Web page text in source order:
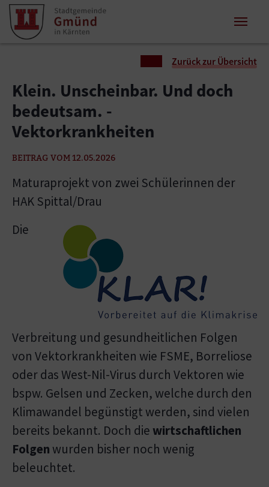
Zum Inhalt springen
Zum Seitenende springen
Zurück zur Übersicht
Klein. Unscheinbar. Und doch
bedeutsam. -
Vektorkrankheiten
BEITRAG VOM 12.05.2026
Maturaprojekt von zwei Schülerinnen der
HAK Spittal/Drau
Die
Verbreitung und gesundheitlichen Folgen
von Vektorkrankheiten wie FSME, Borreliose
oder das West-Nil-Virus durch Vektoren wie
bspw. Gelsen und Zecken, welche durch den
Klimawandel begünstigt werden, sind vielen
bereits bekannt. Doch diewirtschaftlichen
Folgenwurden bisher noch wenig
beleuchtet.